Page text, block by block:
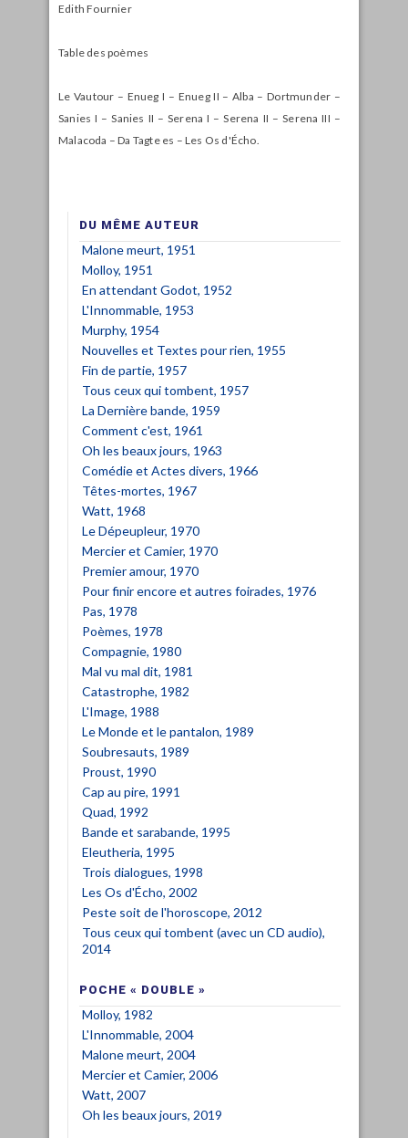
Edith Fournier
Table des poèmes
Le Vautour – Enueg I – Enueg II – Alba – Dortmunder –
Sanies I – Sanies II – Serena I – Serena II – Serena III –
Malacoda – Da Tagte es – Les Os d'Écho.
DU MÊME AUTEUR
Malone meurt, 1951
Molloy, 1951
En attendant Godot, 1952
L'Innommable, 1953
Murphy, 1954
Nouvelles et Textes pour rien, 1955
Fin de partie, 1957
Tous ceux qui tombent, 1957
La Dernière bande, 1959
Comment c'est, 1961
Oh les beaux jours, 1963
Comédie et Actes divers, 1966
Têtes-mortes, 1967
Watt, 1968
Le Dépeupleur, 1970
Mercier et Camier, 1970
Premier amour, 1970
Pour finir encore et autres foirades, 1976
Pas, 1978
Poèmes, 1978
Compagnie, 1980
Mal vu mal dit, 1981
Catastrophe, 1982
L'Image, 1988
Le Monde et le pantalon, 1989
Soubresauts, 1989
Proust, 1990
Cap au pire, 1991
Quad, 1992
Bande et sarabande, 1995
Eleutheria, 1995
Trois dialogues, 1998
Les Os d'Écho, 2002
Peste soit de l'horoscope, 2012
Tous ceux qui tombent (avec un CD audio),
2014
POCHE « DOUBLE »
Molloy, 1982
L'Innommable, 2004
Malone meurt, 2004
Mercier et Camier, 2006
Watt, 2007
Oh les beaux jours, 2019